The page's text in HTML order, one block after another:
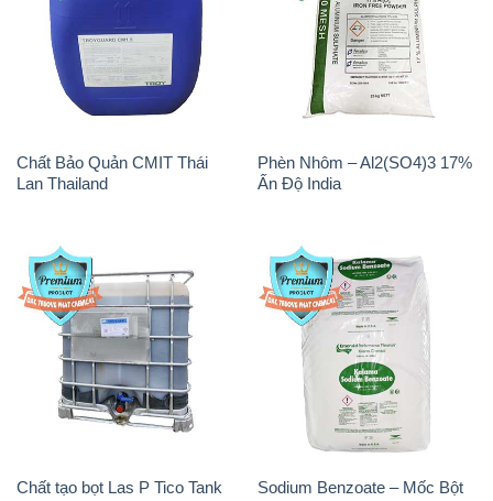
Chất Bảo Quản CMIT Thái
Lan Thailand
Phèn Nhôm – Al2(SO4)3 17%
Ấn Độ India
Chất tạo bọt Las P Tico Tank
Sodium Benzoate – Mốc Bột